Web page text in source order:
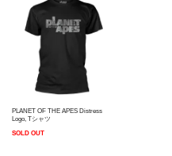
PLANET OF THE APES Distress
Logo, Tシャツ
SOLD OUT